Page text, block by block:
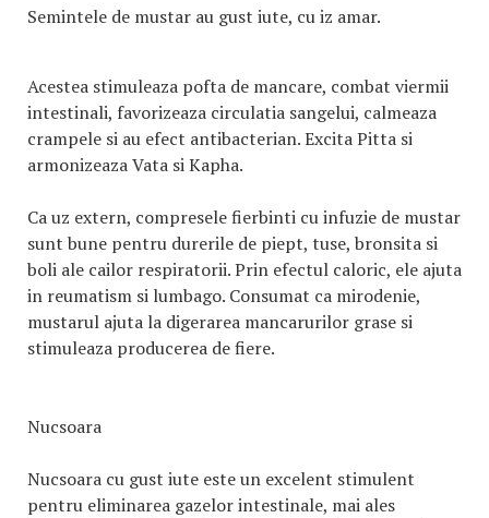
Semintele de mustar au gust iute, cu iz amar.
Acestea stimuleaza pofta de mancare, combat viermii
intestinali, favorizeaza circulatia sangelui, calmeaza
crampele si au efect antibacterian. Excita Pitta si
armonizeaza Vata si Kapha.
Ca uz extern, compresele fierbinti cu infuzie de mustar
sunt bune pentru durerile de piept, tuse, bronsita si
boli ale cailor respiratorii. Prin efectul caloric, ele ajuta
in reumatism si lumbago. Consumat ca mirodenie,
mustarul ajuta la digerarea mancarurilor grase si
stimuleaza producerea de fiere.
Nucsoara
Nucsoara cu gust iute este un excelent stimulent
pentru eliminarea gazelor intestinale, mai ales